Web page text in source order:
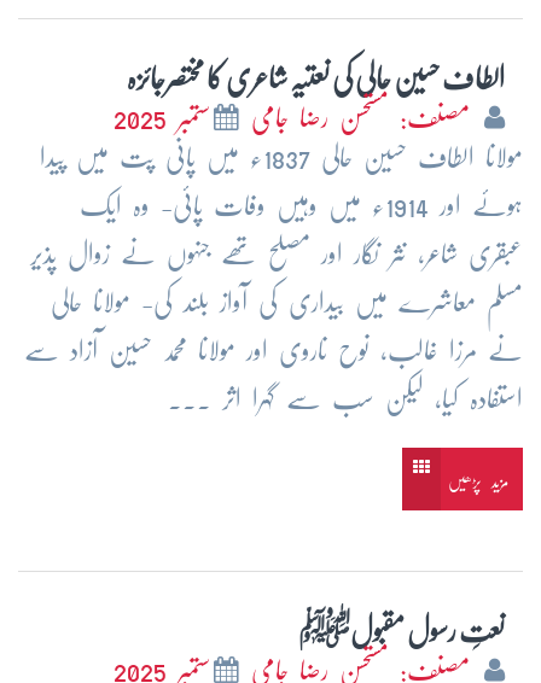
الطاف حسین حالی کی نعتیہ شاعری کا مختصرجائزہ
مصنف: مستحسن رضا جامی
ستمبر 2025
مولانا الطاف حسین حالی 1837ء میں پانی پت میں پیدا
ہوئے اور 1914ء میں وہیں وفات پائی- وہ ایک
عبقری شاعر، نثر نگار اور مصلح تھے جنہوں نے زوال پذیر
مسلم معاشرے میں بیداری کی آواز بلند کی- مولانا حالی
نے مرزا غالب، نوح ناروی اور مولانا محمد حسین آزاد سے
استفادہ کیا، لیکن سب سے گہرا اثر ...
مزید پڑھیں
نعتِ رسول مقبولﷺ
مصنف: مستحسن رضا جامی
ستمبر 2025